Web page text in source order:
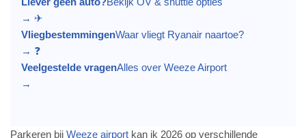
→ ✈
VliegbestemmingenWaar vliegt Ryanair naartoe?
→ ❓
Veelgestelde vragenAlles over Weeze Airport
→
Parkeren bij Weeze airport kan ik 2026 op verschillende